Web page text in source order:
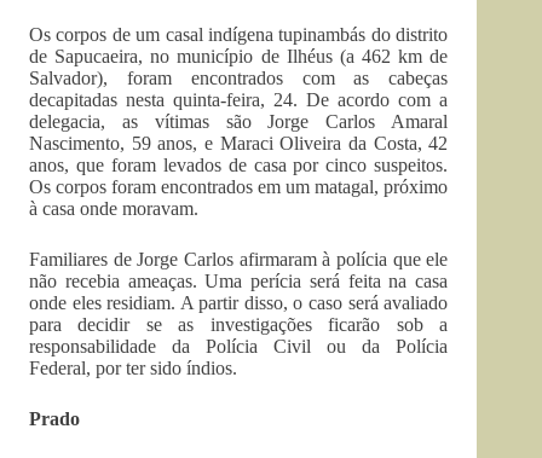
Os corpos de um casal indígena tupinambás do distrito
de Sapucaeira, no município de Ilhéus (a 462 km de
Salvador), foram encontrados com as cabeças
decapitadas nesta quinta-feira, 24. De acordo com a
delegacia, as vítimas são Jorge Carlos Amaral
Nascimento, 59 anos, e Maraci Oliveira da Costa, 42
anos, que foram levados de casa por cinco suspeitos.
Os corpos foram encontrados em um matagal, próximo
à casa onde moravam.
Familiares de Jorge Carlos afirmaram à polícia que ele
não recebia ameaças. Uma perícia será feita na casa
onde eles residiam. A partir disso, o caso será avaliado
para decidir se as investigações ficarão sob a
responsabilidade da Polícia Civil ou da Polícia
Federal, por ter sido índios.
Prado